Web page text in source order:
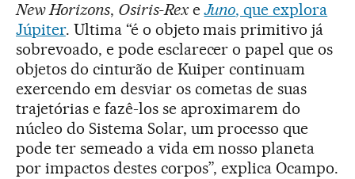
New Horizons, Osiris-RexeJuno, que explora
Júpiter. Ultima “é o objeto mais primitivo já
sobrevoado, e pode esclarecer o papel que os
objetos do cinturão de Kuiper continuam
exercendo em desviar os cometas de suas
trajetórias e fazê-los se aproximarem do
núcleo do Sistema Solar, um processo que
pode ter semeado a vida em nosso planeta
por impactos destes corpos”, explica Ocampo.